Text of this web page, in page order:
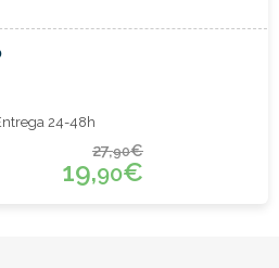
24-48h
27,90€
19,90€